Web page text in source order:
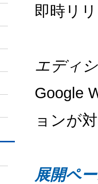
即時リ
エディ
Google
ョンが
展開ペ